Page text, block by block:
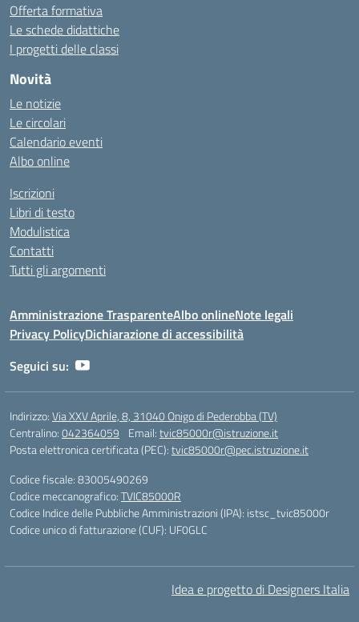
Offerta formativa
Le schede didattiche
I progetti delle classi
Novità
Le notizie
Le circolari
Calendario eventi
Albo online
Iscrizioni
Libri di testo
Modulistica
Contatti
Tutti gli argomenti
Amministrazione TrasparenteAlbo onlineNote legali
Privacy PolicyDichiarazione di accessibilità
Seguici su:
Indirizzo:Via XXV Aprile, 8, 31040 Onigo di Pederobba (TV)
Centralino:042364059 Email:tvic85000r@istruzione.it
Posta elettronica certificata (PEC):tvic85000r@pec.istruzione.it
Codice fiscale: 83005490269
Codice meccanografico:TVIC85000R
Codice Indice delle Pubbliche Amministrazioni (IPA): istsc_tvic85000r
Codice unico di fatturazione (CUF): UF0GLC
Idea e progetto di Designers Italia